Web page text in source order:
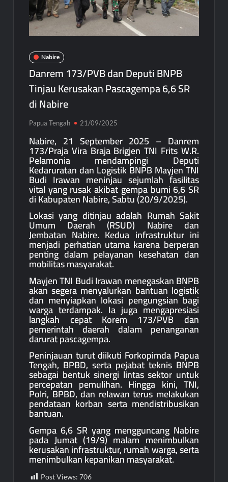
Nabire
Danrem 173/PVB dan Deputi BNPB
Tinjau Kerusakan Pascagempa 6,6 SR
di Nabire
Papua Tengah 21/09/2025
Nabire, 21 September 2025 – Danrem
173/Praja Vira Braja Brigjen TNI Frits W.R.
Pelamonia mendampingi Deputi
Kedaruratan dan Logistik BNPB Mayjen TNI
Budi Irawan meninjau sejumlah fasilitas
vital yang rusak akibat gempa bumi 6,6 SR
di Kabupaten Nabire, Sabtu (20/9/2025).
Lokasi yang ditinjau adalah Rumah Sakit
Umum Daerah (RSUD) Nabire dan
Jembatan Nabire. Kedua infrastruktur ini
menjadi perhatian utama karena berperan
penting dalam pelayanan kesehatan dan
mobilitas masyarakat.
Mayjen TNI Budi Irawan menegaskan BNPB
akan segera menyalurkan bantuan logistik
dan menyiapkan lokasi pengungsian bagi
warga terdampak. Ia juga mengapresiasi
langkah cepat Korem 173/PVB dan
pemerintah daerah dalam penanganan
darurat pascagempa.
Peninjauan turut diikuti Forkopimda Papua
Tengah, BPBD, serta pejabat teknis BNPB
sebagai bentuk sinergi lintas sektor untuk
percepatan pemulihan. Hingga kini, TNI,
Polri, BPBD, dan relawan terus melakukan
pendataan korban serta mendistribusikan
bantuan.
Gempa 6,6 SR yang mengguncang Nabire
pada Jumat (19/9) malam menimbulkan
kerusakan infrastruktur, rumah warga, serta
menimbulkan kepanikan masyarakat.
Post Views: 706